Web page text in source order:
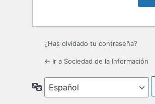
¿Has olvidado tu contraseña?
← Ir a Sociedad de la Información
Idioma